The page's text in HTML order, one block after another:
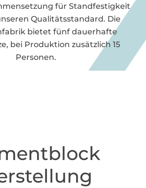
für Standfestigkeit
Qualitätsstandard. Die
bietet fünf dauerhafte
bei Produktion zusätzlich 15
Personen.